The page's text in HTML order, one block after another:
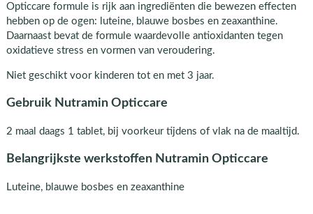
Opticcare formule is rijk aan ingrediënten die bewezen effecten
hebben op de ogen: luteine, blauwe bosbes en zeaxanthine.
Daarnaast bevat de formule waardevolle antioxidanten tegen
oxidatieve stress en vormen van veroudering.
Niet geschikt voor kinderen tot en met 3 jaar.
Gebruik Nutramin Opticcare
2 maal daags 1 tablet, bij voorkeur tijdens of vlak na de maaltijd.
Belangrijkste werkstoffen Nutramin Opticcare
Luteine, blauwe bosbes en zeaxanthine